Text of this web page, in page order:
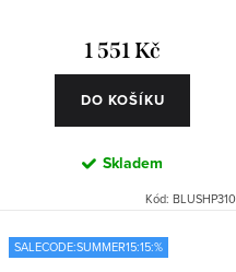
1 551 Kč
DO KOŠÍKU
Skladem
Kód: BLUSHP310
SALECODE:SUMMER15:15:%